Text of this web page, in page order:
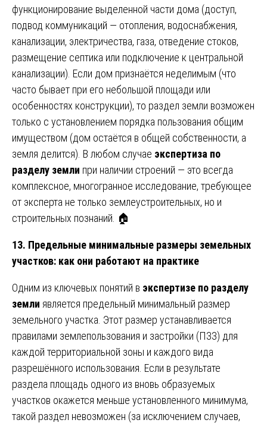
функционирование выделенной части дома (доступ,
подвод коммуникаций — отопления, водоснабжения,
канализации, электричества, газа, отведение стоков,
размещение септика или подключение к центральной
канализации). Если дом признаётся неделимым (что
часто бывает при его небольшой площади или
особенностях конструкции), то раздел земли возможен
только с установлением порядка пользования общим
имуществом (дом остаётся в общей собственности, а
земля делится). В любом случае экспертиза по
разделу земли при наличии строений — это всегда
комплексное, многогранное исследование, требующее
от эксперта не только землеустроительных, но и
строительных познаний. 🏠
13. Предельные минимальные размеры земельных
участков: как они работают на практике
Одним из ключевых понятий в экспертизе по разделу
земли является предельный минимальный размер
земельного участка. Этот размер устанавливается
правилами землепользования и застройки (ПЗЗ) для
каждой территориальной зоны и каждого вида
разрешённого использования. Если в результате
раздела площадь одного из вновь образуемых
участков окажется меньше установленного минимума,
такой раздел невозможен (за исключением случаев,